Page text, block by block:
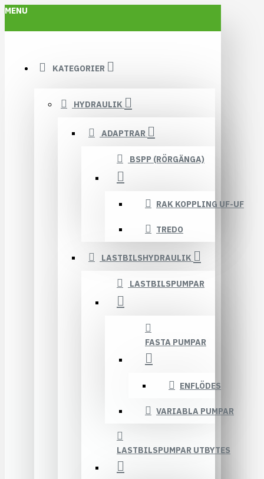
MENU
KATEGORIER
HYDRAULIK
ADAPTRAR
BSPP (RÖRGÄNGA)
RAK KOPPLING UF-UF
TREDO
LASTBILSHYDRAULIK
LASTBILSPUMPAR
FASTA PUMPAR
ENFLÖDES
VARIABLA PUMPAR
LASTBILSPUMPAR UTBYTES